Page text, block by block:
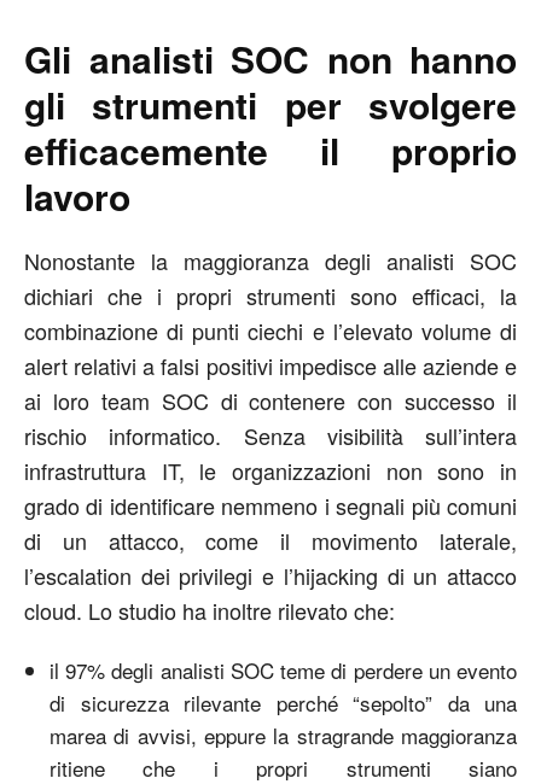
Gli analisti SOC non hanno
gli strumenti per svolgere
efficacemente il proprio
lavoro
Nonostante la maggioranza degli analisti SOC
dichiari che i propri strumenti sono efficaci, la
combinazione di punti ciechi e l’elevato volume di
alert relativi a falsi positivi impedisce alle aziende e
ai loro team SOC di contenere con successo il
rischio informatico. Senza visibilità sull’intera
infrastruttura IT, le organizzazioni non sono in
grado di identificare nemmeno i segnali più comuni
di un attacco, come il movimento laterale,
l’escalation dei privilegi e l’hijacking di un attacco
cloud. Lo studio ha inoltre rilevato che:
il 97% degli analisti SOC teme di perdere un evento
di sicurezza rilevante perché “sepolto” da una
marea di avvisi, eppure la stragrande maggioranza
ritiene che i propri strumenti siano